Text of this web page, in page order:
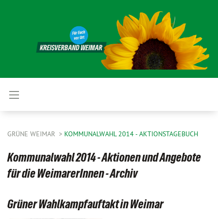
GRÜNE WEIMAR KOMMUNALWAHL 2014 - AKTIONSTAGEBUCH
Kommunalwahl 2014 - Aktionen und Angebote
für die WeimarerInnen - Archiv
Grüner Wahlkampfauftakt in Weimar